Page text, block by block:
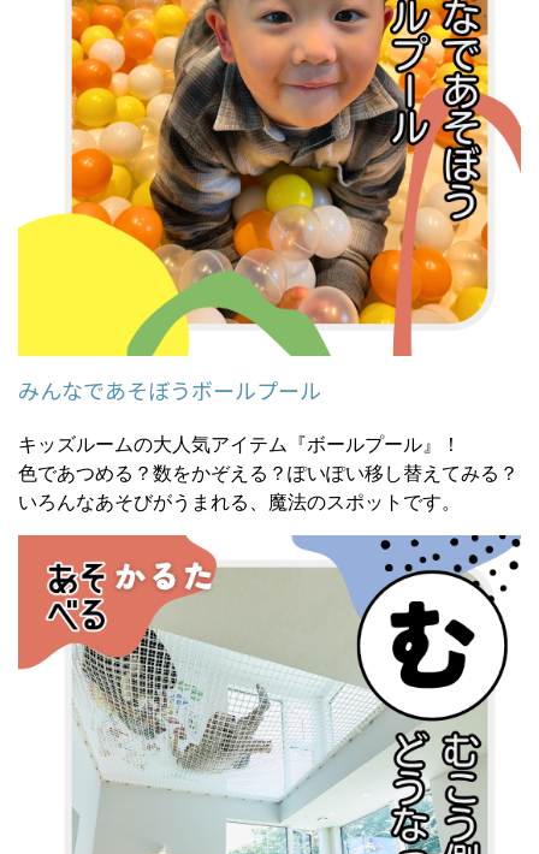
みんなであそぼうボールプール
キッズルームの大人気アイテム『ボールプール』！
色であつめる？数をかぞえる？ぽいぽい移し替えてみる？
いろんなあそびがうまれる、魔法のスポットです。